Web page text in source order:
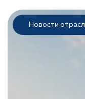
Новости